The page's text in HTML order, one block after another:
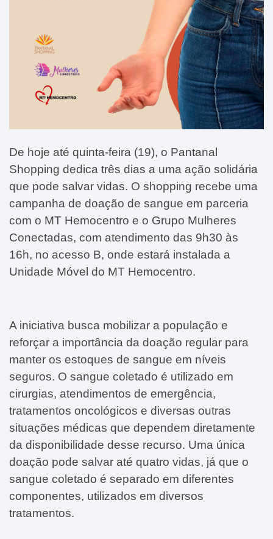
De hoje até quinta-feira (19), o Pantanal
Shopping dedica três dias a uma ação solidária
que pode salvar vidas. O shopping recebe uma
campanha de doação de sangue em parceria
com o MT Hemocentro e o Grupo Mulheres
Conectadas, com atendimento das 9h30 às
16h, no acesso B, onde estará instalada a
Unidade Móvel do MT Hemocentro.
A iniciativa busca mobilizar a população e
reforçar a importância da doação regular para
manter os estoques de sangue em níveis
seguros. O sangue coletado é utilizado em
cirurgias, atendimentos de emergência,
tratamentos oncológicos e diversas outras
situações médicas que dependem diretamente
da disponibilidade desse recurso. Uma única
doação pode salvar até quatro vidas, já que o
sangue coletado é separado em diferentes
componentes, utilizados em diversos
tratamentos.